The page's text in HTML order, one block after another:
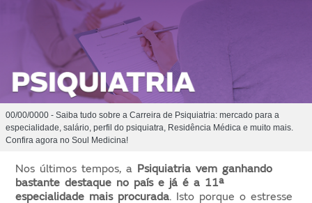
00/00/0000 - Saiba tudo sobre a Carreira de Psiquiatria: mercado para a
especialidade, salário, perfil do psiquiatra, Residência Médica e muito mais.
Confira agora no Soul Medicina!
Nos últimos tempos, a Psiquiatria vem ganhando
bastante destaque no país e já é a 11ª
especialidade mais procurada. Isto porque o estresse